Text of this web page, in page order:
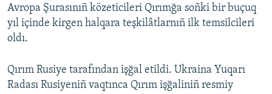
Avropa Şurasınıñ közeticileri Qırımğa soñki bir buçuq
yıl içinde kirgen halqara teşkilâtlarnıñ ilk temsilcileri
oldı.
Qırım Rusiye tarafından işğal etildi. Ukraina Yuqarı
Radası Rusiyeniñ vaqtınca Qırım işğaliniñ resmiy